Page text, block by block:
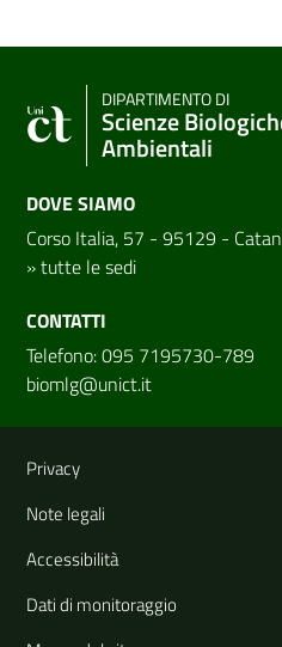
DIPARTIMENTO DI
Scienze
Ambientali
DOVE SIAMO
Corso Italia, 57 - 95129 -
»tutte le sedi
CONTATTI
Telefono: 095 7195730-789
biomlg@unict.it
Link e
Privacy
Note legali
Accessibilità
Dati di monitoraggio